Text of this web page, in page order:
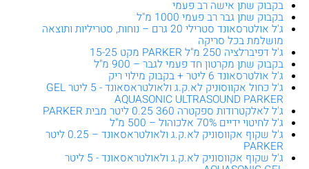
בקבוק שתן אישה רב פעמי
בקבוק שתן גבר רב פעמי 1000 מ"ל
ג'ל אולטרסאונד סטרילי 20 גרם – נוחות, סטריליות ותוצאה
מושלמת בכל סריקה
ג'ל דפיברלציה 250 מ"ל PARKER מקט 15-25
בקבוק שתן מקרטון חד פעמי לגבר – 900 מ"ל
ג'ל אולטרסאונד 6 ליטר + בקבוק מילוי ריק
ג'ל כחול אקווסוניק לא.ק.ג ולאולטראסאונד - 5 ליטר GEL
AQUASONIC ULTRASOUND PARKER
ג'ל לאלקטרודות ספקטרה 360 0.25 ליטר מבית PARKER
ג'ל לחיטוי ידיים 70% אלכוהול – 500 מ"ל
ג'ל שקוף אקווסוניק לא.ק.ג ולאולטראסאונד – 0.25 ליטר
PARKER
ג'ל שקוף אקווסוניק לא.ק.ג ולאולטראסאונד - 5 ליטר